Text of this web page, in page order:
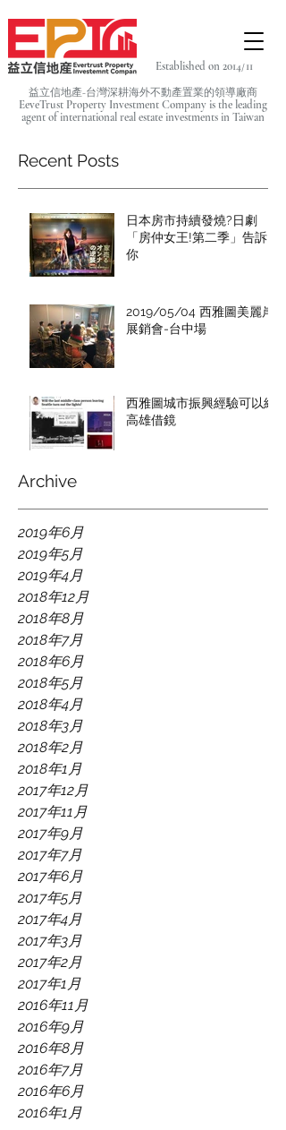
益立信地產-台灣深耕海外不動產置業的領導廠商
EeveTrust Property Investment Company is the leading
agent ofinternational real estate investments in Taiwan
Established on 2014/11
Recent Posts
日本房市持續發燒?日劇
「房仲女王!第二季」告訴
你
2019/05/04 西雅圖美麗岸
展銷會-台中場
西雅圖城市振興經驗可以給
高雄借鏡
Archive
2019年6月
2019年5月
2019年4月
2018年12月
2018年8月
2018年7月
2018年6月
2018年5月
2018年4月
2018年3月
2018年2月
2018年1月
2017年12月
2017年11月
2017年9月
2017年7月
2017年6月
2017年5月
2017年4月
2017年3月
2017年2月
2017年1月
2016年11月
2016年9月
2016年8月
2016年7月
2016年6月
2016年1月